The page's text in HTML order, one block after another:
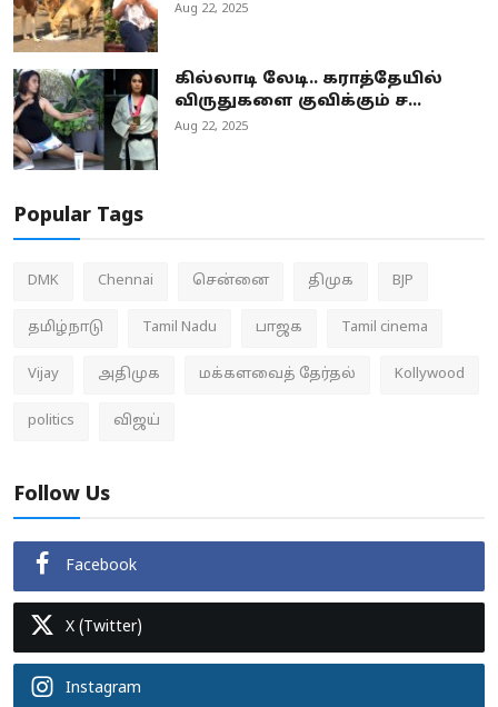
Aug 22, 2025
கில்லாடி லேடி.. கராத்தேயில்
விருதுகளை குவிக்கும் ச...
Aug 22, 2025
Popular Tags
DMK Chennai சென்னை திமுக BJP
தமிழ்நாடு Tamil Nadu பாஜக Tamil cinema
Vijay அதிமுக மக்களவைத் தேர்தல் Kollywood
politics விஜய்
Follow Us
Facebook
X (Twitter)
Instagram